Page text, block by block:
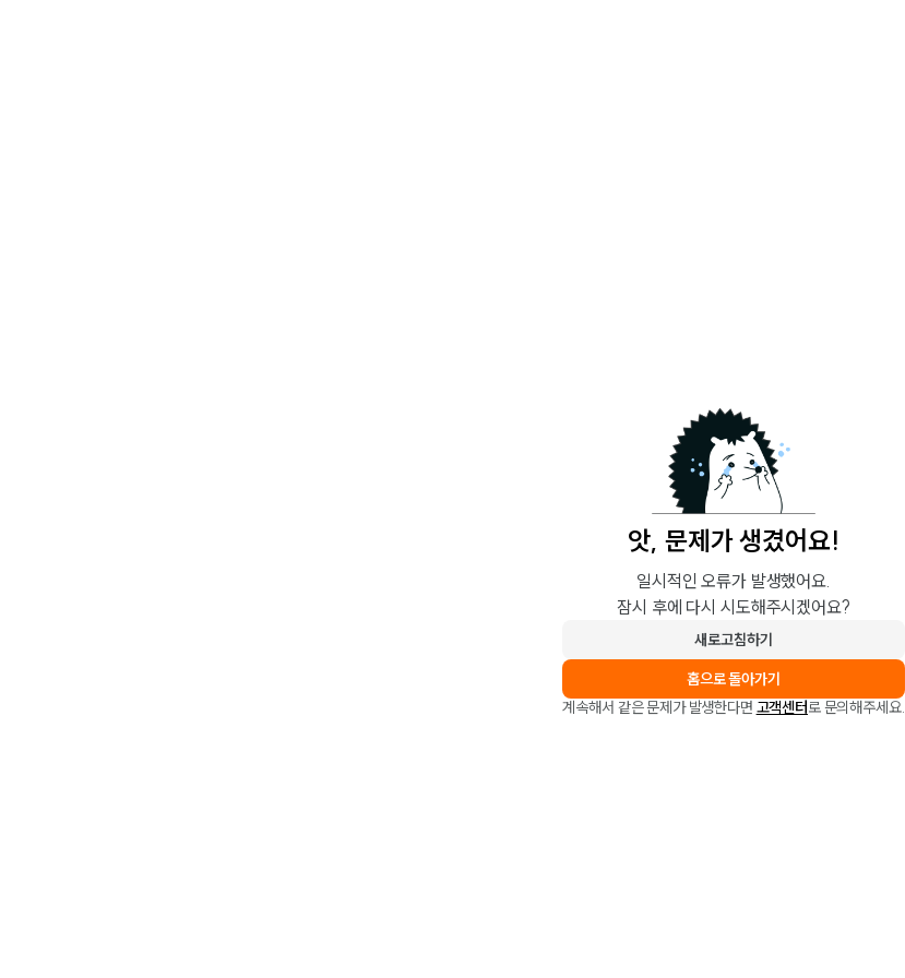
앗, 문제가 생겼어요!
일시적인 오류가 발생했어요.
잠시 후에 다시 시도해주시겠어요?
새로고침하기
홈으로 돌아가기
계속해서 같은 문제가 발생한다면 고객센터로 문의해주세요.